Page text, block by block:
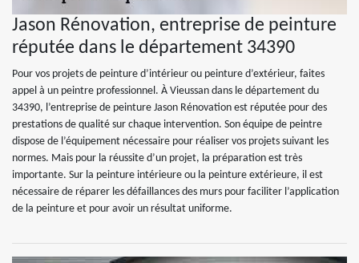
Jason Rénovation, entreprise de peinture
réputée dans le département 34390
Pour vos projets de peinture d’intérieur ou peinture d’extérieur, faites
appel à un peintre professionnel. À Vieussan dans le département du
34390, l’entreprise de peinture Jason Rénovation est réputée pour des
prestations de qualité sur chaque intervention. Son équipe de peintre
dispose de l’équipement nécessaire pour réaliser vos projets suivant les
normes. Mais pour la réussite d’un projet, la préparation est très
importante. Sur la peinture intérieure ou la peinture extérieure, il est
nécessaire de réparer les défaillances des murs pour faciliter l’application
de la peinture et pour avoir un résultat uniforme.